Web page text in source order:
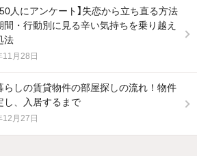
50人にアンケート】失恋から立ち直る方法
間・行動別に見る辛い気持ちを乗り越え
法
月28日
らしの賃貸物件の部屋探しの流れ！物件
し、入居するまで
月27日